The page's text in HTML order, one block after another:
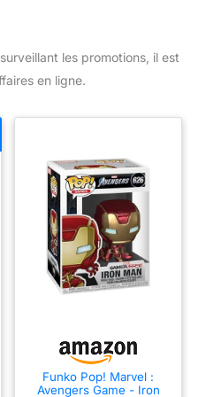
les promotions, il est
en ligne.
Funko Pop! Marvel :
Avengers Game - Iron